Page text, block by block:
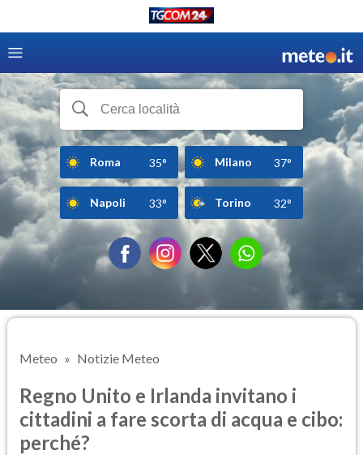
Roma 35° Milano 37°
Napoli 33° Torino 32°
Meteo Notizie Meteo
Regno Unito e Irlanda invitano i
cittadini a fare scorta di acqua e cibo:
perché?